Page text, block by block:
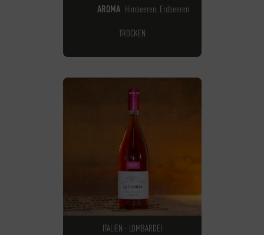
AROMA Himbeeren, Erdbeeren
TROCKEN
ITALIEN - LOMBARDEI